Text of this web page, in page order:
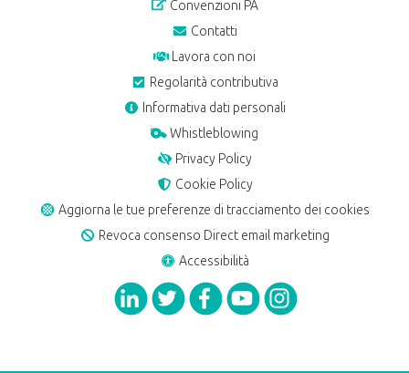
Convenzioni PA
Contatti
Lavora con noi
Regolarità contributiva
Informativa dati personali
Whistleblowing
Privacy Policy
Cookie Policy
Aggiorna le tue preferenze di tracciamento dei cookies
Revoca consenso Direct email marketing
Accessibilità